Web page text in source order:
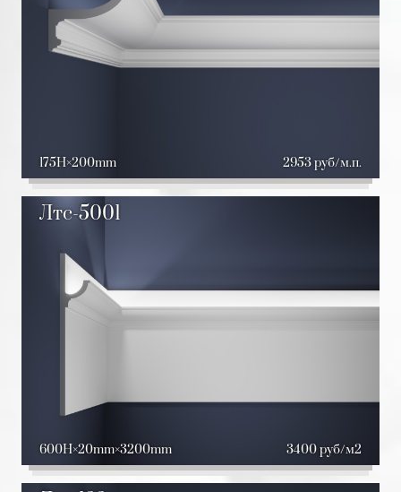
175H 200mm 2953 руб/м.п.
Лтс-5001
600H 20mm 3200mm 3400 руб/м2